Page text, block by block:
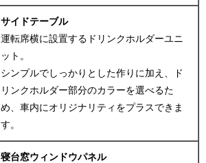
サイドテーブル
運転席横に設置するドリンクホルダーユニ
ット。
シンプルでしっかりとした作りに加え、ド
リンクホルダー部分のカラーを選べるた
め、車内にオリジナリティをプラスできま
す。
寝台窓ウィンドウパネル